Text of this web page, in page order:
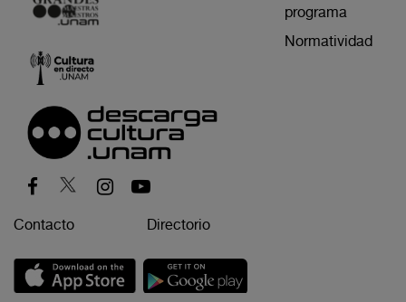
programa
Normatividad
Contacto Directorio